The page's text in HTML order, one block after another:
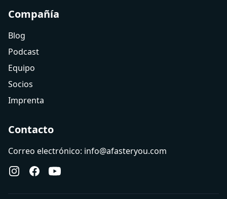
Compañía
Blog
Podcast
Equipo
Socios
Imprenta
Contacto
Correo electrónico: info@afasteryou.com
InstagramFacebookYouTube